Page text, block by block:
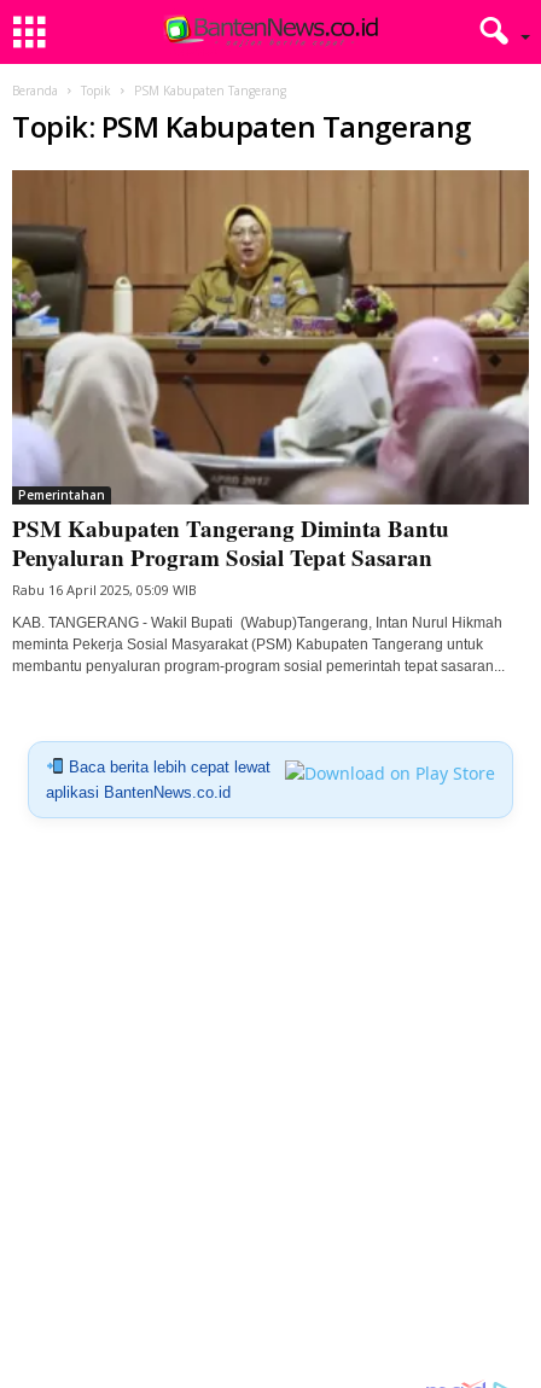
Beranda Topik PSM Kabupaten Tangerang
Topik: PSM Kabupaten Tangerang
Pemerintahan
PSM Kabupaten Tangerang Diminta Bantu
Penyaluran Program Sosial Tepat Sasaran
Rabu 16 April 2025, 05:09 WIB
KAB. TANGERANG - Wakil Bupati (Wabup)Tangerang, Intan Nurul Hikmah
meminta Pekerja Sosial Masyarakat (PSM) Kabupaten Tangerang untuk
membantu penyaluran program-program sosial pemerintah tepat sasaran...
Baca berita lebih cepat lewat
aplikasi BantenNews.co.id